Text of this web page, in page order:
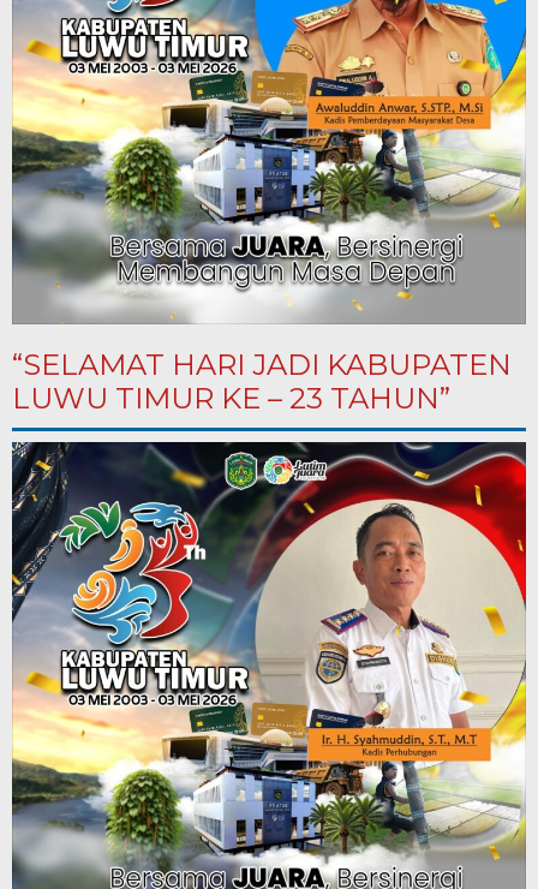
“SELAMAT HARI JADI KABUPATEN
LUWU TIMUR KE – 23 TAHUN”